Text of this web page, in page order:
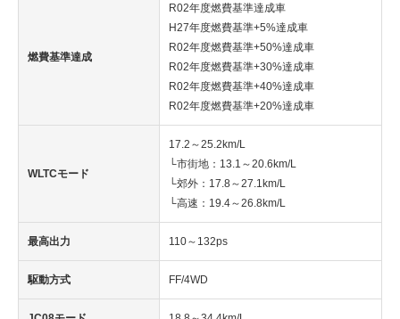
燃費基準達成
R02年度燃費基準達成車
H27年度燃費基準+5%達成車
R02年度燃費基準+50%達成車
R02年度燃費基準+30%達成車
R02年度燃費基準+40%達成車
R02年度燃費基準+20%達成車
WLTCモード
17.2～25.2km/L
└市街地：13.1～20.6km/L
└郊外：17.8～27.1km/L
└高速：19.4～26.8km/L
最高出力 110～132ps
駆動方式 FF/4WD